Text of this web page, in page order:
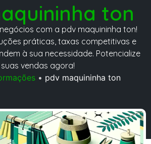
ton
com a pdv maquininha ton!
práticas, taxas competitivas e
à sua necessidade. Potencialize
suas vendas agora!
• pdv maquininha ton